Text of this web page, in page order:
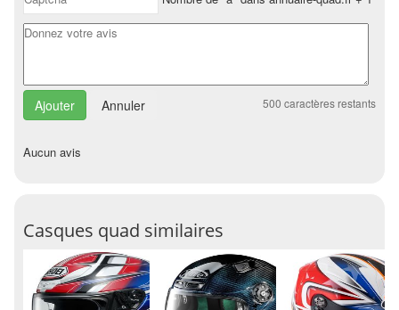
Annuler 500 caractères restants
Aucun avis
Casques quad similaires